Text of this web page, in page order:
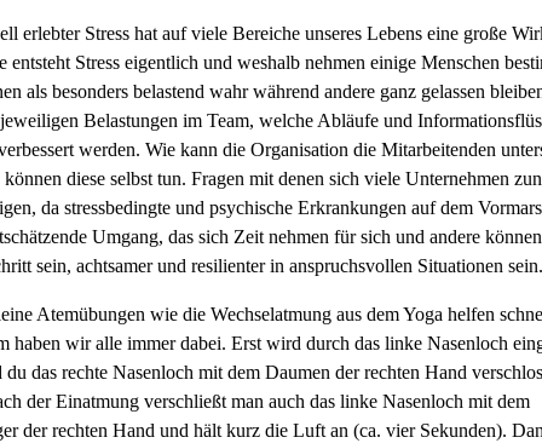
erlebter Stress hat auf viele Bereiche unseres Lebens eine große
entsteht Stress eigentlich und weshalb nehmen einige Menschen
als besonders belastend wahr während andere ganz gelassen
Belastungen im Team, welche Abläufe und
werden. Wie kann die Organisation die Mitarbeitenden
diese selbst tun. Fragen mit denen sich viele Unternehmen
da stressbedingte und psychische Erkrankungen auf dem
Umgang, das sich Zeit nehmen für sich und andere
sein, achtsamer und resilienter in anspruchsvollen Situationen
Atemübungen wie die Wechselatmung aus dem Yoga helfen
haben wir alle immer dabei. Erst wird durch das linke Nasenloch
du das rechte Nasenloch mit dem Daumen der rechten Hand
der Einatmung verschließt man auch das linke Nasenloch mit dem
der rechten Hand und hält kurz die Luft an (ca. vier Sekunden).